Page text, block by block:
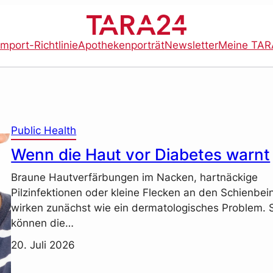
RichtlinieApothekenporträtNewsletterMeine
Public Health
Wenn die Haut vor Diabetes warnt
Braune Hautverfärbungen im Nacken, hartnäckige
Pilzinfektionen oder kleine Flecken an den
wirken zunächst wie ein dermatologisches Problem.
können die…
20. Juli 2026